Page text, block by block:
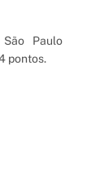
Paulo
pontos.